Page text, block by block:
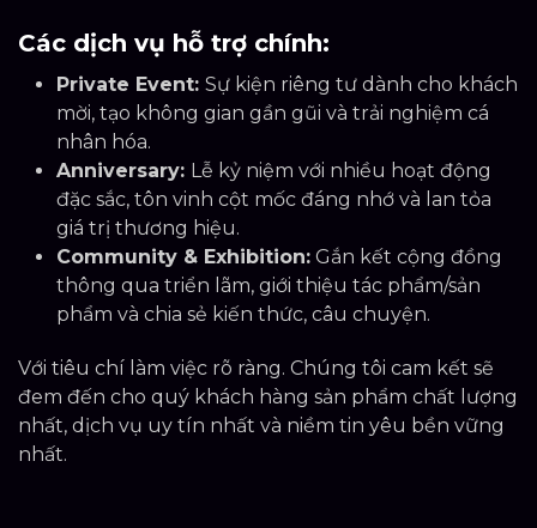
Các dịch vụ hỗ trợ chính:
Private Event: Sự kiện riêng tư dành cho khách
mời, tạo không gian gần gũi và trải nghiệm cá
nhân hóa.
Anniversary: Lễ kỷ niệm với nhiều hoạt động
đặc sắc, tôn vinh cột mốc đáng nhớ và lan tỏa
giá trị thương hiệu.
Community & Exhibition: Gắn kết cộng đồng
thông qua triển lãm, giới thiệu tác phẩm/sản
phẩm và chia sẻ kiến thức, câu chuyện.
Với tiêu chí làm việc rõ ràng. Chúng tôi cam kết sẽ
đem đến cho quý khách hàng sản phẩm chất lượng
nhất, dịch vụ uy tín nhất và niềm tin yêu bền vững
nhất.